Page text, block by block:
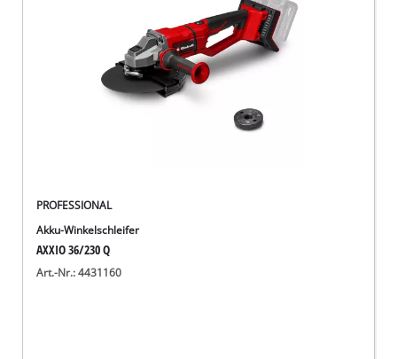
PROFESSIONAL
Akku-Winkelschleifer
AXXIO 36/230 Q
Art.-Nr.: 4431160